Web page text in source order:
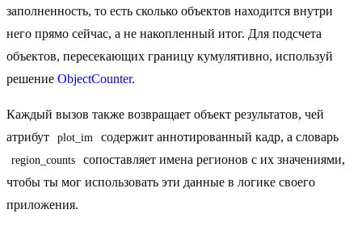
заполненность, то есть сколько объектов находится внутри
него прямо сейчас, а не накопленный итог. Для подсчета
объектов, пересекающих границу кумулятивно, используй
решение ObjectCounter.
Каждый вызов также возвращает объект результатов, чей
атрибут
plot_im содержит аннотированный кадр, а словарь
region_counts
сопоставляет имена регионов с их значениями,
чтобы ты мог использовать эти данные в логике своего
приложения.